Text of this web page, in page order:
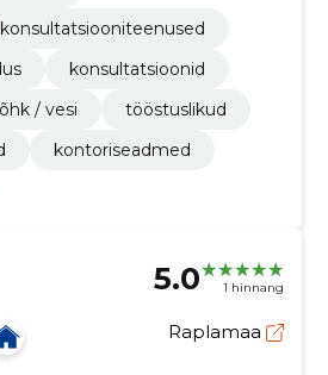
konsultatsioonid
õhk / vesi
tööstuslikud
kontoriseadmed
5.0 1 hinnang
Raplamaa